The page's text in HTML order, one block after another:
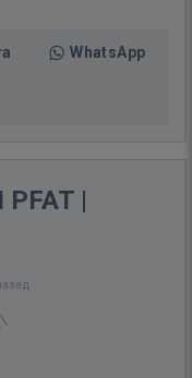
WhatsApp
PFAT |